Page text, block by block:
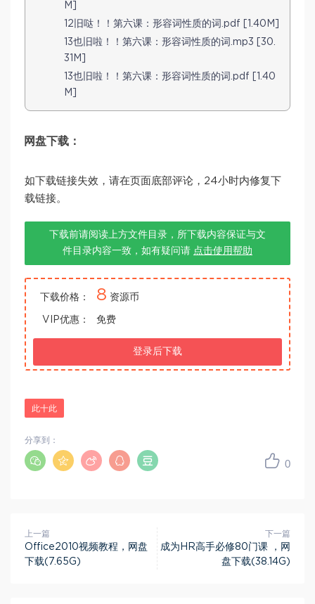
M]
12旧哒！！第六课：形容词性质的词.pdf [1.40M]
13也旧啦！！第六课：形容词性质的词.mp3 [30.
31M]
13也旧啦！！第六课：形容词性质的词.pdf [1.40
M]
网盘下载：
如下载链接失效，请在页面底部评论，24小时内修复下
载链接。
下载前请阅读上方文件目录，所下载内容保证与文
件目录内容一致，如有疑问请 点击使用帮助
下载价格： 8 资源币
VIP优惠： 免费
登录后下载
此十此
0
分享到：
上一篇
Office2010视频教程，网盘
下载(7.65G)
下一篇
成为HR高手必修80门课 ，网
盘下载(38.14G)